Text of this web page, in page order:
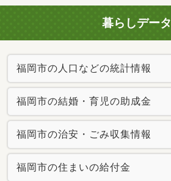
暮らしデータ
福岡市の人口などの統計情報
福岡市の結婚・育児の助成金
福岡市の治安・ごみ収集情報
福岡市の住まいの給付金